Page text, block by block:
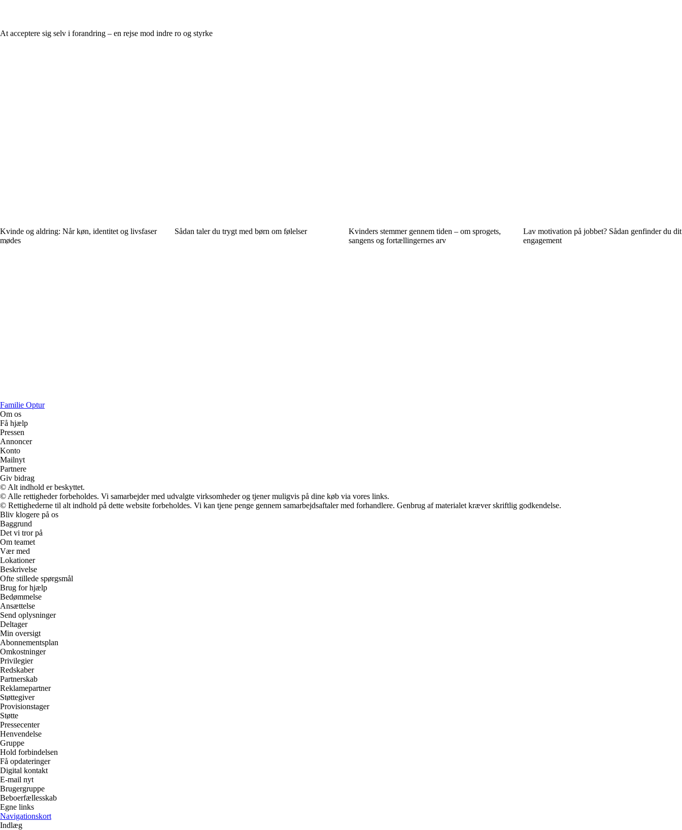
At acceptere sig selv i forandring – en rejse mod indre ro og styrke
Kvinde og aldring: Når køn, identitet og livsfaser
mødes
Sådan taler du trygt med børn om følelser
Kvinders stemmer gennem tiden – om sprogets,
sangens og fortællingernes arv
Lav motivation på jobbet? Sådan genfinder du dit
engagement
Familie Optur
Om os
Få hjælp
Pressen
Annoncer
Konto
Mailnyt
Partnere
Giv bidrag
© Alt indhold er beskyttet.
© Alle rettigheder forbeholdes. Vi samarbejder med udvalgte virksomheder og tjener muligvis på dine køb via vores links.
© Rettighederne til alt indhold på dette website forbeholdes. Vi kan tjene penge gennem samarbejdsaftaler med forhandlere. Genbrug af materialet kræver skriftlig godkendelse.
Bliv klogere på os
Baggrund
Det vi tror på
Om teamet
Vær med
Lokationer
Beskrivelse
Ofte stillede spørgsmål
Brug for hjælp
Bedømmelse
Ansættelse
Send oplysninger
Deltager
Min oversigt
Abonnementsplan
Omkostninger
Privilegier
Redskaber
Partnerskab
Reklamepartner
Støttegiver
Provisionstager
Støtte
Pressecenter
Henvendelse
Gruppe
Hold forbindelsen
Få opdateringer
Digital kontakt
E-mail nyt
Brugergruppe
Beboerfællesskab
Egne links
Navigationskort
Indlæg